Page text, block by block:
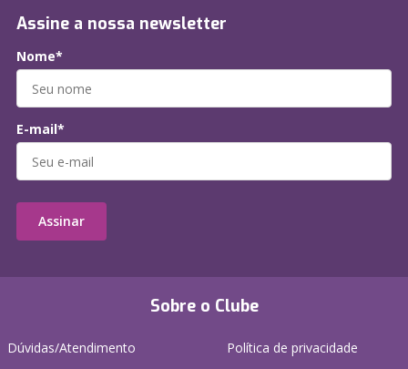
Sobre o Clube
Dúvidas/Atendimento
Política de privacidade
Assine a nossa newsletter
Nome*
E-mail*
Assinar